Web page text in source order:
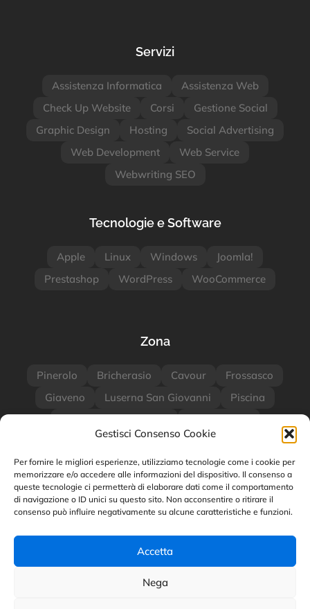
Gestisci Consenso Cookie
Per fornire le migliori esperienze, utilizziamo tecnologie come i cookie per
memorizzare e/o accedere alle informazioni del dispositivo. Il consenso a
queste tecnologie ci permetterà di elaborare dati come il comportamento
di navigazione o ID unici su questo sito. Non acconsentire o ritirare il
consenso può influire negativamente su alcune caratteristiche e funzioni.
Accetta
Nega
Servizi
Assistenza Informatica
Assistenza Web
Check Up Website
Corsi
Gestione Social
Graphic Design
Hosting
Social Advertising
Web Development
Web Service
Webwriting SEO
Tecnologie e Software
Apple Linux Windows
Joomla!
Prestashop
WordPress WooCommerce
Zona
Pinerolo Bricherasio Cavour
Frossasco
Giaveno
Luserna San Giovanni
Piscina
Villar Perosa
Torino Milano
Categorie Blog
SEO